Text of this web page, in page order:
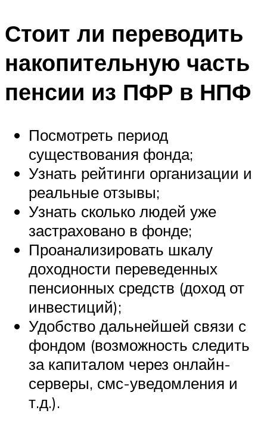
Стоит ли переводить
накопительную часть
пенсии из ПФР в НПФ
Посмотреть период
существования фонда;
Узнать рейтинги организации и
реальные отзывы;
Узнать сколько людей уже
застраховано в фонде;
Проанализировать шкалу
доходности переведенных
пенсионных средств (доход от
инвестиций);
Удобство дальнейшей связи с
фондом (возможность следить
за капиталом через онлайн-
серверы, смс-уведомления и
т.д.).